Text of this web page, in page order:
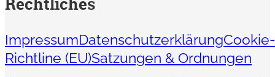
ImpressumDatenschutzerklärungCookie-
Richtline (EU)Satzungen & Ordnungen